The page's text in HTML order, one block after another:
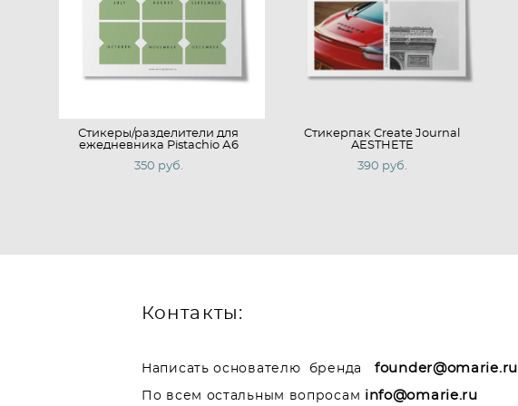
Стикеры/разделители для
ежедневника Pistachio А6
350 pуб.
Cтикерпак Create Journal
AESTHETE
390 pуб.
Контакты:
Написать основателю бренда founder@omarie.ru
По всем остальным вопросам info@omarie.ru